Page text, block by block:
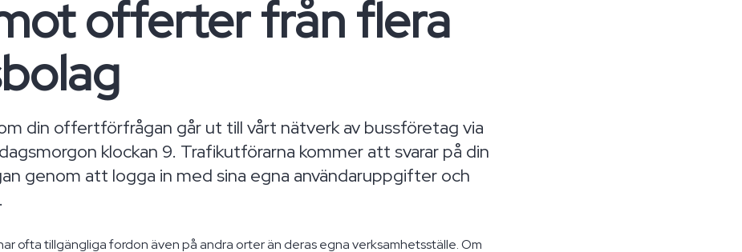
offerter från flera
din offertförfrågan går ut till vårt nätverk av bussföretag via
klockan 9. Trafikutförarna kommer att svarar på din
genom att logga in med sina egna användaruppgifter och
ofta tillgängliga fordon även på andra orter än deras egna verksamhetsställe. Om